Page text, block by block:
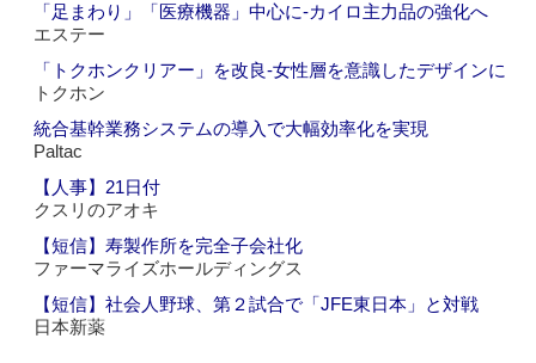
「足まわり」「医療機器」中心に‐カイロ主力品の強化へ
エステー
「トクホンクリアー」を改良‐女性層を意識したデザインに
トクホン
統合基幹業務システムの導入で大幅効率化を実現
Paltac
【人事】21日付
クスリのアオキ
【短信】寿製作所を完全子会社化
ファーマライズホールディングス
【短信】社会人野球、第２試合で「JFE東日本」と対戦
日本新薬